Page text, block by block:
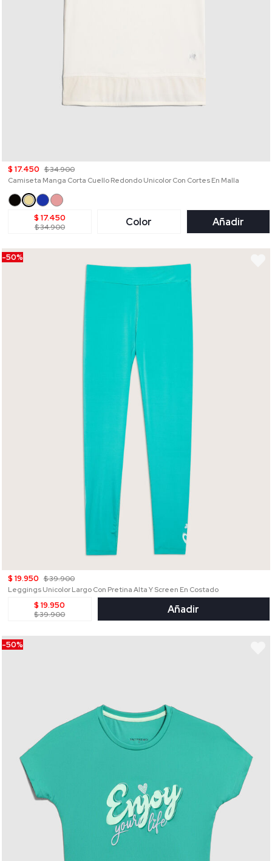
$ 17.450 $ 34.900
Camiseta Manga Corta Cuello Redondo Unicolor Con Cortes En Malla
$ 17.450
$ 34.900 Color Añadir
-50%
$ 19.950 $ 39.900
Leggings Unicolor Largo Con Pretina Alta Y Screen En Costado
$ 19.950
$ 39.900 Añadir
-50%